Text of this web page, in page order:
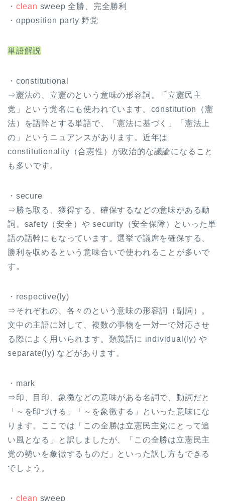
・ clean sweep 全勝、完全勝利
・opposition party 野党
単語解説
・constitutional
⇒憲法の、立憲のという意味の形容詞。「立憲民主
党」という党名にも使われています。constitution（憲
法）を語幹とする単語で、「憲法に基づく」「憲法上
の」というニュアンスがあります。近年は
constitutionality（合憲性）が政治的な議論になること
も多いです。
・secure
⇒勝ち取る、獲得する、確保するなどの意味がある動
詞。safety（安全）や security（安全保障）といった単
語の語幹にもなっています。選挙で議席を確保する、
勝利を収めるという意味合いで使われることが多いで
す。
・respective(ly)
⇒それぞれの、各々のという意味の形容詞（副詞）。
文中の主語に対して、複数の事物を一対一で対応させ
る際によく用いられます。類義語に individual(ly) や
separate(ly) などがあります。
・mark
⇒印、目印、象徴などの意味がある名詞で、動詞だと
「～を印づける」「～を象徴する」といった意味にな
ります。ここでは「この全勝は立憲民主党にとって追
い風となる」と訳しましたが、「この全勝は立憲民主
党の勢いを象徴するものだ」といった訳し方もできる
でしょう。
・ clean sweep